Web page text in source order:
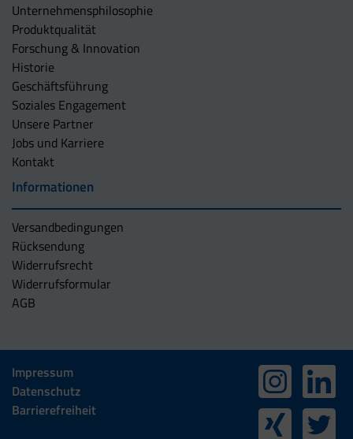
Unternehmens­philosophie
Produktqualität
Forschung & Innovation
Historie
Geschäftsführung
Soziales Engagement
Unsere Partner
Jobs und Karriere
Kontakt
Informationen
Versandbedingungen
Rücksendung
Widerrufsrecht
Widerrufsformular
AGB
Impressum
Datenschutz
Barrierefreiheit